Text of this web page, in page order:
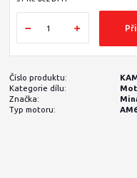
Číslo produktu:
Kategorie dílu:
Značka:
Typ motoru: